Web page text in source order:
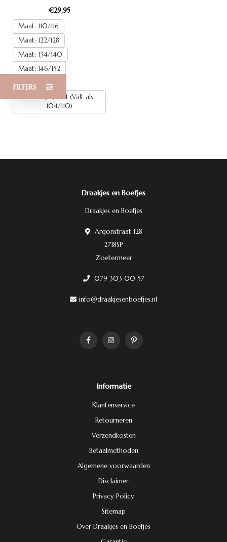
FILTERS
€29,95
Maat: 110/116
Maat: 122/128
Maat: 134/140
Maat: 146/152
Maat: 158/164
Maat: 98/104 (Valt als
104/110)
Draakjes en Boefjes
Draakjes en Boefjes
Argonstraat 128
2718SP
Zoetermeer
079 303 00 57
info@draakjesenboefjes.nl
Informatie
Klantenservice
Retourneren
Verzendkosten
Betaalmethoden
Algemene voorwaarden
Disclaimer
Privacy Policy
Sitemap
Over Draakjes en Boefjes